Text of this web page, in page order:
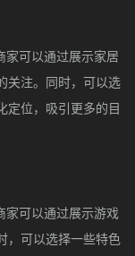
家可以通过展示家居
关注。同时，可以选
定位，吸引更多的目
家可以通过展示游戏
，可以选择一些特色